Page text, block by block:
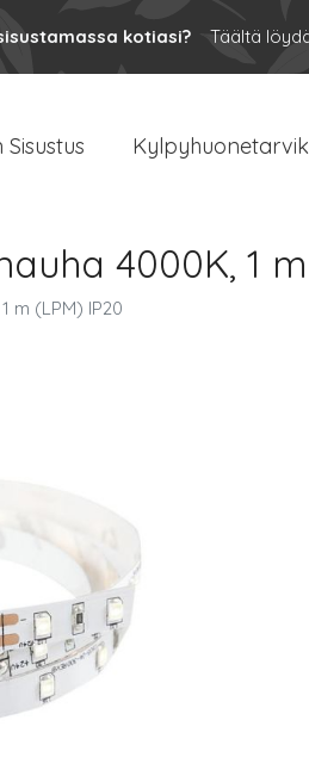
kotiasi? Täältä
Sisustus
4000K, 1
m (LPM) IP20